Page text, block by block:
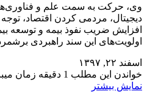
وی، حرکت به سمت علم و
دیجیتال، مردمی کردن اقتصاد،
افزایش ضریب نفوذ بیمه و توسعه
اولویت‌های این سند راهبردی
اسفند ۲۲, ۱۳۹۷
خواندن این مطلب 1 دقیقه زمان میبرد
نمایش بیشتر